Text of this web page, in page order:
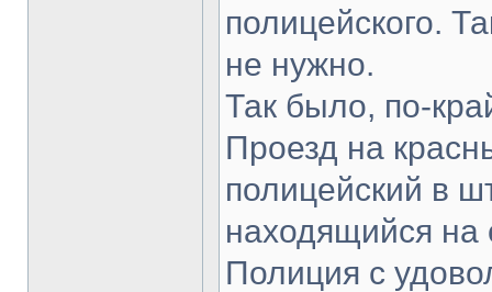
полицейского.
не нужно.
Так было, по-
Проезд на
полицейский в
находящийся на
Полиция с